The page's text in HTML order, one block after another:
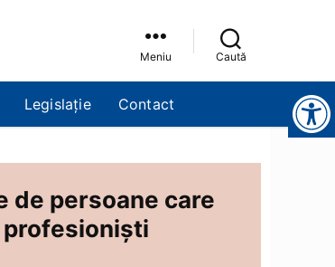
Meniu Caută
Legislație Contact
Instrumente pentru accesibilitate
de persoane care